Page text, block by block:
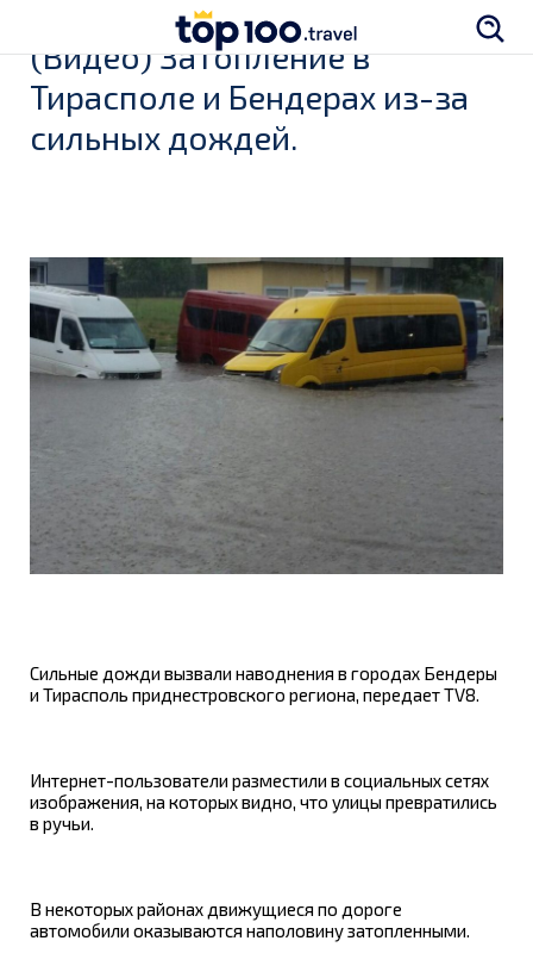
(Видео) Затопление в
Тирасполе и Бендерах из-за
сильных дождей.
Сильные дожди вызвали наводнения в городах Бендеры
и Тирасполь приднестровского региона, передает TV8.
Интернет-пользователи разместили в социальных сетях
изображения, на которых видно, что улицы превратились
в ручьи.
В некоторых районах движущиеся по дороге
автомобили оказываются наполовину затопленными.